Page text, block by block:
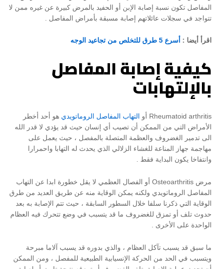
المفاصل تكون نسبة إصابة الإبن أو الحفيد بالمرض كبيرة عن غيره ممن لا
تتواجد في سجلات عائلاتهم إصابة مسبقة بأمراض المفاصل .
اقرأ أيضا : أسرع 5 طرق للتخلص من تجاعيد الوجه
كيفية إصابة المفاصل
بالإلتهابات
Rheumatoid arthritis أو التهاب المفاصل الروماتويدي هو أحد أخطر
الأمراض التي من الممكن أن تصيب أي إنسان حيث قد يؤدي لا قدر الله
الى تدمير الغضروف والعظمة المتصلة بالمفصل ، حيث يعمل على
مهاجمة جهاز المناعة للغشاء الزلالي الذي يحدث له التهابا واحمرارا
وانتفاخا يكون البداية فقط .
مرض Osteoarthritis أو الفصال العظمي لا يقل خطورة ابدا عن التهاب
المفاصل الروماتويدي ولكنه يمكن الوقاية منه عن طريق العديد من طرق
الوقاية التي ذكرنا سلفا خلال السطور السابقة ، حيث تتم الإصابة به بعد
حدوث تلف أو تمزق للغضروف ما قد يتسبب في وضع تتحرك فيه العظام
الواحدة على الأخرى .
ما سبق قد يسبب تآكل العظام ، والذي بدوره قد يسبب آلاما مبرحة
ويتسبب في الحد من الحركة الإنسيابية الطبيعية للمفصل ، ومن الممكن